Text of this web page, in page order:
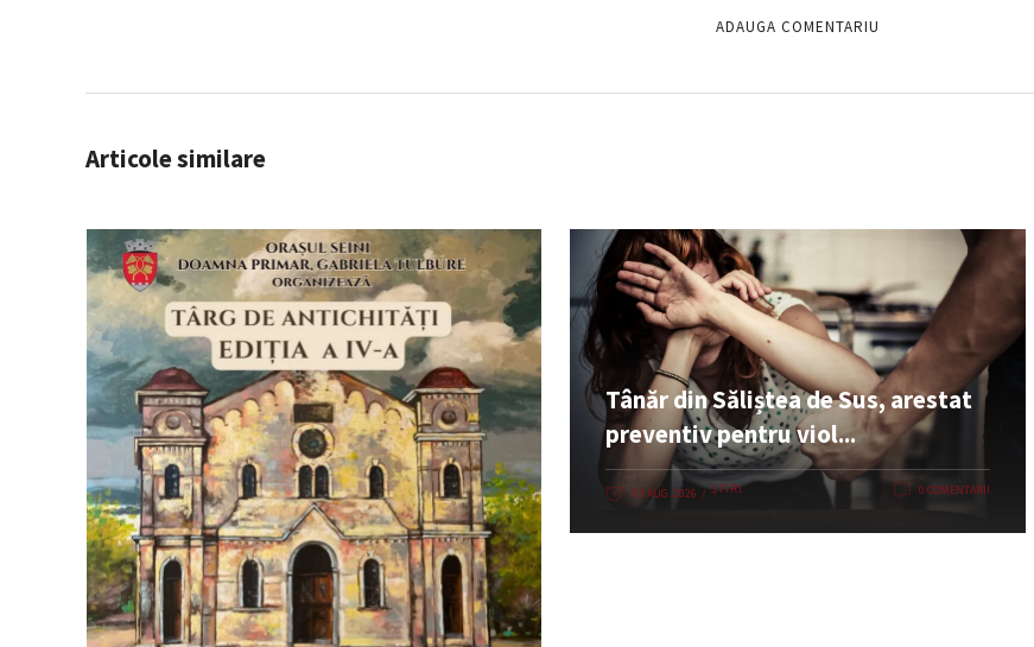
Articole similare
Tânăr din Săliștea de Sus, arestat
preventiv pentru viol...
07 AUG. 2026 ȘTIRI 0 COMENTARII